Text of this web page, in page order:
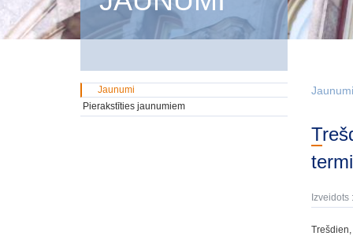
Jaunumi
Trešdien, 17. septembrī tika izsolīti GMTN vērtspapīri iekšējā tirgū ar dzēšanas
Izveidots
Jaunumi
Pierakstīties jaunumiem